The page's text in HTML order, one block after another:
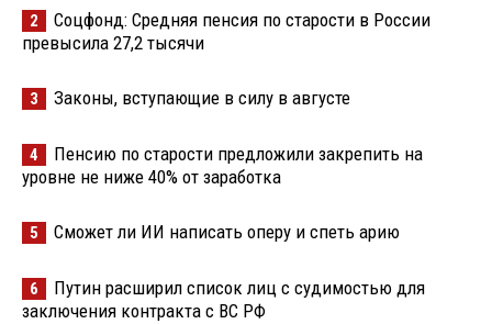
2
Соцфонд: Средняя пенсия по старости в России
превысила 27,2 тысячи
3 Законы, вступающие в силу в августе
4
Пенсию по старости предложили закрепить на
уровне не ниже 40% от заработка
5 Сможет ли ИИ написать оперу и спеть арию
6
Путин расширил список лиц с судимостью для
заключения контракта с ВС РФ